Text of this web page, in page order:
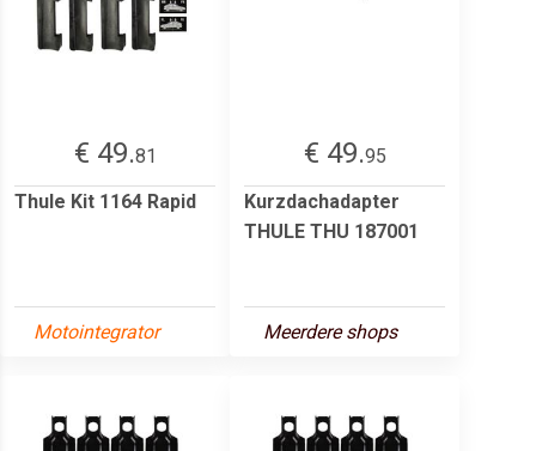
€ 49.81
Thule Kit 1164 Rapid
Motointegrator
€ 49.95
Kurzdachadapter
THULE THU 187001
Meerdere shops